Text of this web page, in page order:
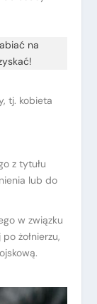
na
tj. kobieta
z tytułu
lub do
w związku
żołnierzu,